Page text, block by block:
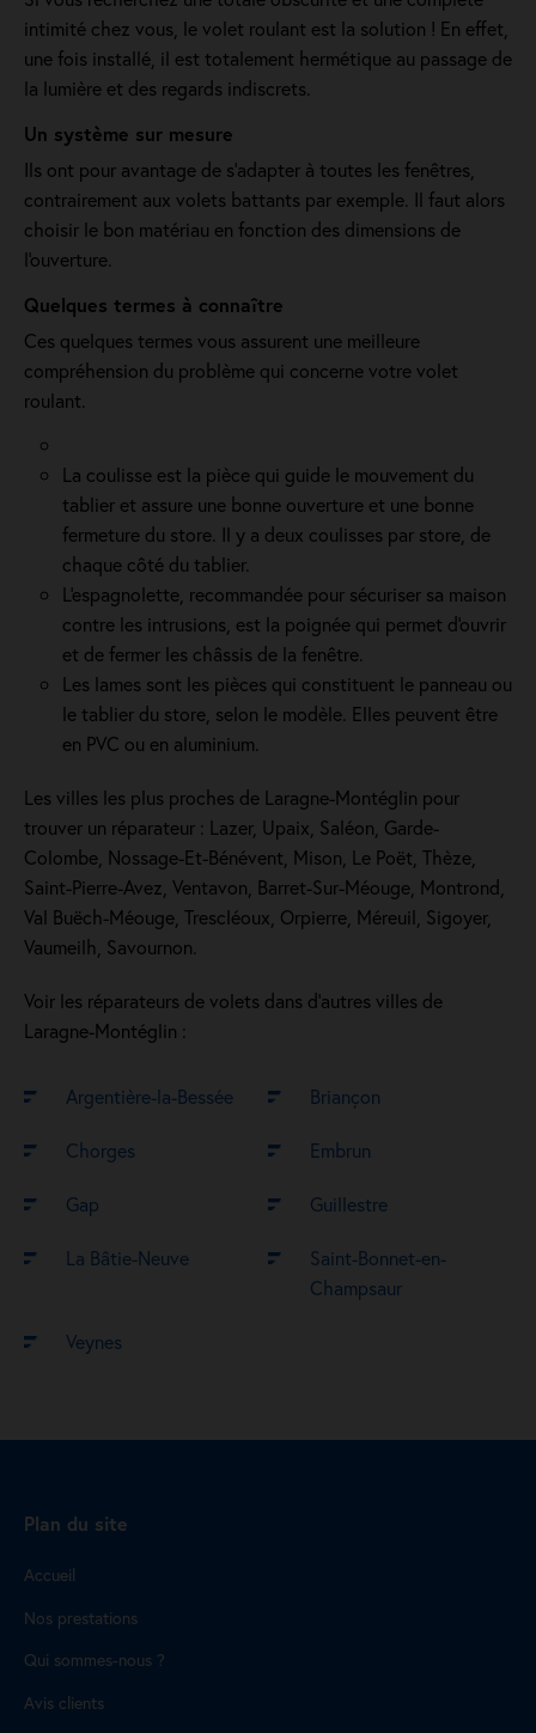
intimité chez vous, le volet roulant est la solution ! En effet,
une fois installé, il est totalement hermétique au passage de
la lumière et des regards indiscrets.
Un système sur mesure
Ils ont pour avantage de s’adapter à toutes les fenêtres,
contrairement aux volets battants par exemple. Il faut alors
choisir le bon matériau en fonction des dimensions de
l'ouverture.
Quelques termes à connaître
Ces quelques termes vous assurent une meilleure
compréhension du problème qui concerne votre volet
roulant.
La coulisse est la pièce qui guide le mouvement du
tablier et assure une bonne ouverture et une bonne
fermeture du store. Il y a deux coulisses par store, de
chaque côté du tablier.
L'espagnolette, recommandée pour sécuriser sa maison
contre les intrusions, est la poignée qui permet d'ouvrir
et de fermer les châssis de la fenêtre.
Les lames sont les pièces qui constituent le panneau ou
le tablier du store, selon le modèle. Elles peuvent être
en PVC ou en aluminium.
Les villes les plus proches de Laragne-Montéglin pour
trouver un réparateur : Lazer, Upaix, Saléon, Garde-
Colombe, Nossage-Et-Bénévent, Mison, Le Poët, Thèze,
Saint-Pierre-Avez, Ventavon, Barret-Sur-Méouge, Montrond,
Val Buëch-Méouge, Trescléoux, Orpierre, Méreuil, Sigoyer,
Vaumeilh, Savournon.
Voir les réparateurs de volets dans d’autres villes de
Laragne-Montéglin :
Argentière-la-Bessée Briançon
Chorges Embrun
Gap Guillestre
La Bâtie-Neuve
Saint-Bonnet-en-
Champsaur
Veynes
Plan du site
Accueil
Nos prestations
Qui sommes-nous ?
Avis clients